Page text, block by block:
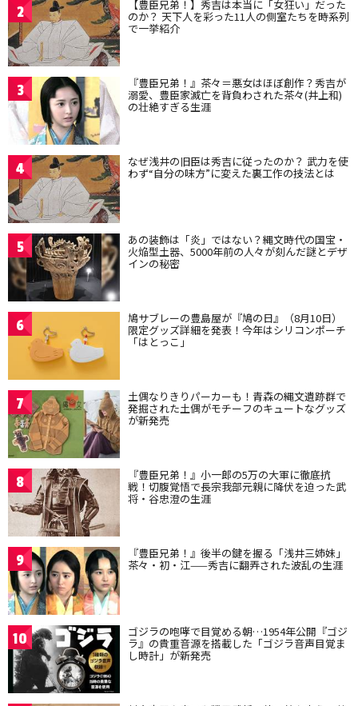
2 【豊臣兄弟！】秀吉は本当に「女狂い」だった
のか？ 天下人を彩った11人の側室たちを時系列
で一挙紹介
3 『豊臣兄弟！』茶々＝悪女はほぼ創作？秀吉が
溺愛、豊臣家滅亡を背負わされた茶々(井上和)
の壮絶すぎる生涯
4 なぜ浅井の旧臣は秀吉に従ったのか？ 武力を使
わず“自分の味方”に変えた裏工作の技法とは
5 あの装飾は「炎」ではない？縄文時代の国宝・
火焔型土器、5000年前の人々が刻んだ謎とデザ
インの秘密
6 鳩サブレーの豊島屋が『鳩の日』（8月10日）
限定グッズ詳細を発表！今年はシリコンポーチ
「はとっこ」
7 土偶なりきりパーカーも！青森の縄文遺跡群で
発掘された土偶がモチーフのキュートなグッズ
が新発売
8 『豊臣兄弟！』小一郎の5万の大軍に徹底抗
戦！切腹覚悟で長宗我部元親に降伏を迫った武
将・谷忠澄の生涯
9 『豊臣兄弟！』後半の鍵を握る「浅井三姉妹」
茶々・初・江——秀吉に翻弄された波乱の生涯
10 ゴジラの咆哮で目覚める朝…1954年公開『ゴジ
ラ』の貴重音源を搭載した「ゴジラ音声目覚ま
し時計」が新発売